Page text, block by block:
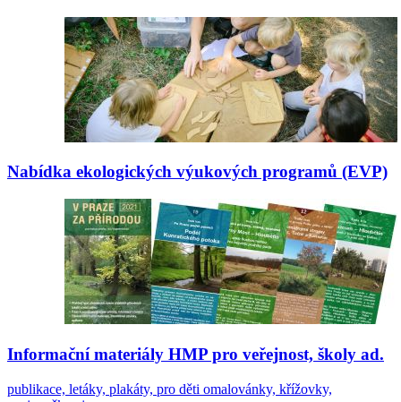
Nabídka ekologických výukových programů (EVP)
Informační materiály HMP pro veřejnost, školy ad.
publikace, letáky, plakáty, pro děti omalovánky, křížovky,